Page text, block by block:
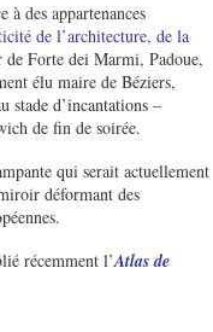
des appartenances
de l’architecture, de la
Forte dei Marmi, Padoue,
élu maire de Béziers,
stade d’incantations –
de fin de soirée.
qui serait actuellement
déformant des
récemment l’Atlas de